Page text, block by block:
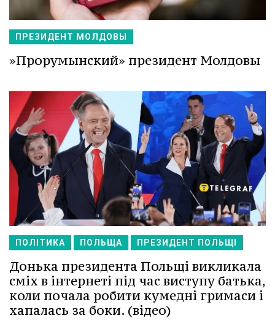
ПРЕЗИДЕНТ МОЛДОВЫ
»Прорумынский» президент Молдовы
ПОЛІТИКА ПОЛЬЩА ПРЕЗИДЕНТ ПОЛЬЩІ
Донька президента Польщі викликала
сміх в інтернеті під час виступу батька,
коли почала робити кумедні гримаси і
хапалась за боки. (відео)